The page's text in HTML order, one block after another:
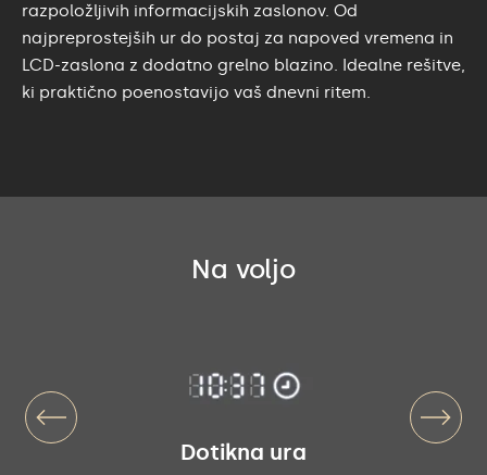
razpoložljivih informacijskih zaslonov. Od
najpreprostejših ur do postaj za napoved vremena in
LCD-zaslona z dodatno grelno blazino. Idealne rešitve,
ki praktično poenostavijo vaš dnevni ritem.
Na voljo
Dotikna ura